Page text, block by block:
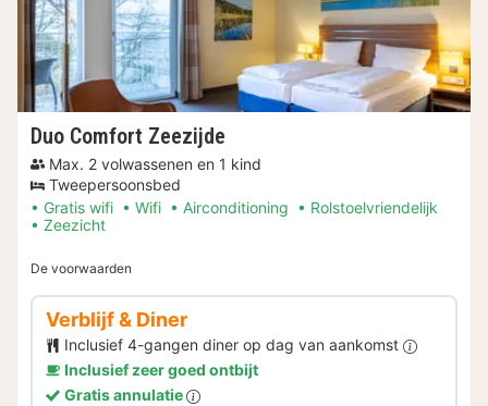
Duo Comfort Zeezijde
Max. 2 volwassenen en 1 kind
Tweepersoonsbed
Gratis wifi
Wifi Airconditioning
Rolstoelvriendelijk
Zeezicht
De voorwaarden
Verblijf & Diner
Inclusief 4-gangen diner op dag van aankomst
Inclusief zeer goed ontbijt
Gratis annulatie